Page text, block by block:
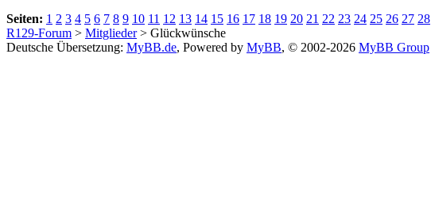
Seiten: 1 2 3 4 5 6 7 8 9 10 11 12 13 14 15 16 17 18 19 20 21 22 23 24 25 26 27 28
R129-Forum > Mitglieder> Glückwünsche
Deutsche Übersetzung: MyBB.de, Powered by MyBB, © 2002-2026 MyBB Group